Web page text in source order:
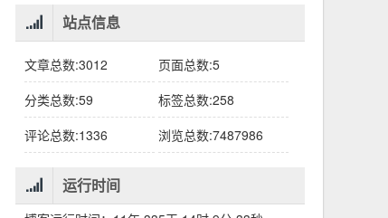
父亲
悲伤 放下
个人博客
追溯 西藏
站点信息
文章总数:3012
页面总数:5
分类总数:59
评论总数:1336
浏览总数:7487986